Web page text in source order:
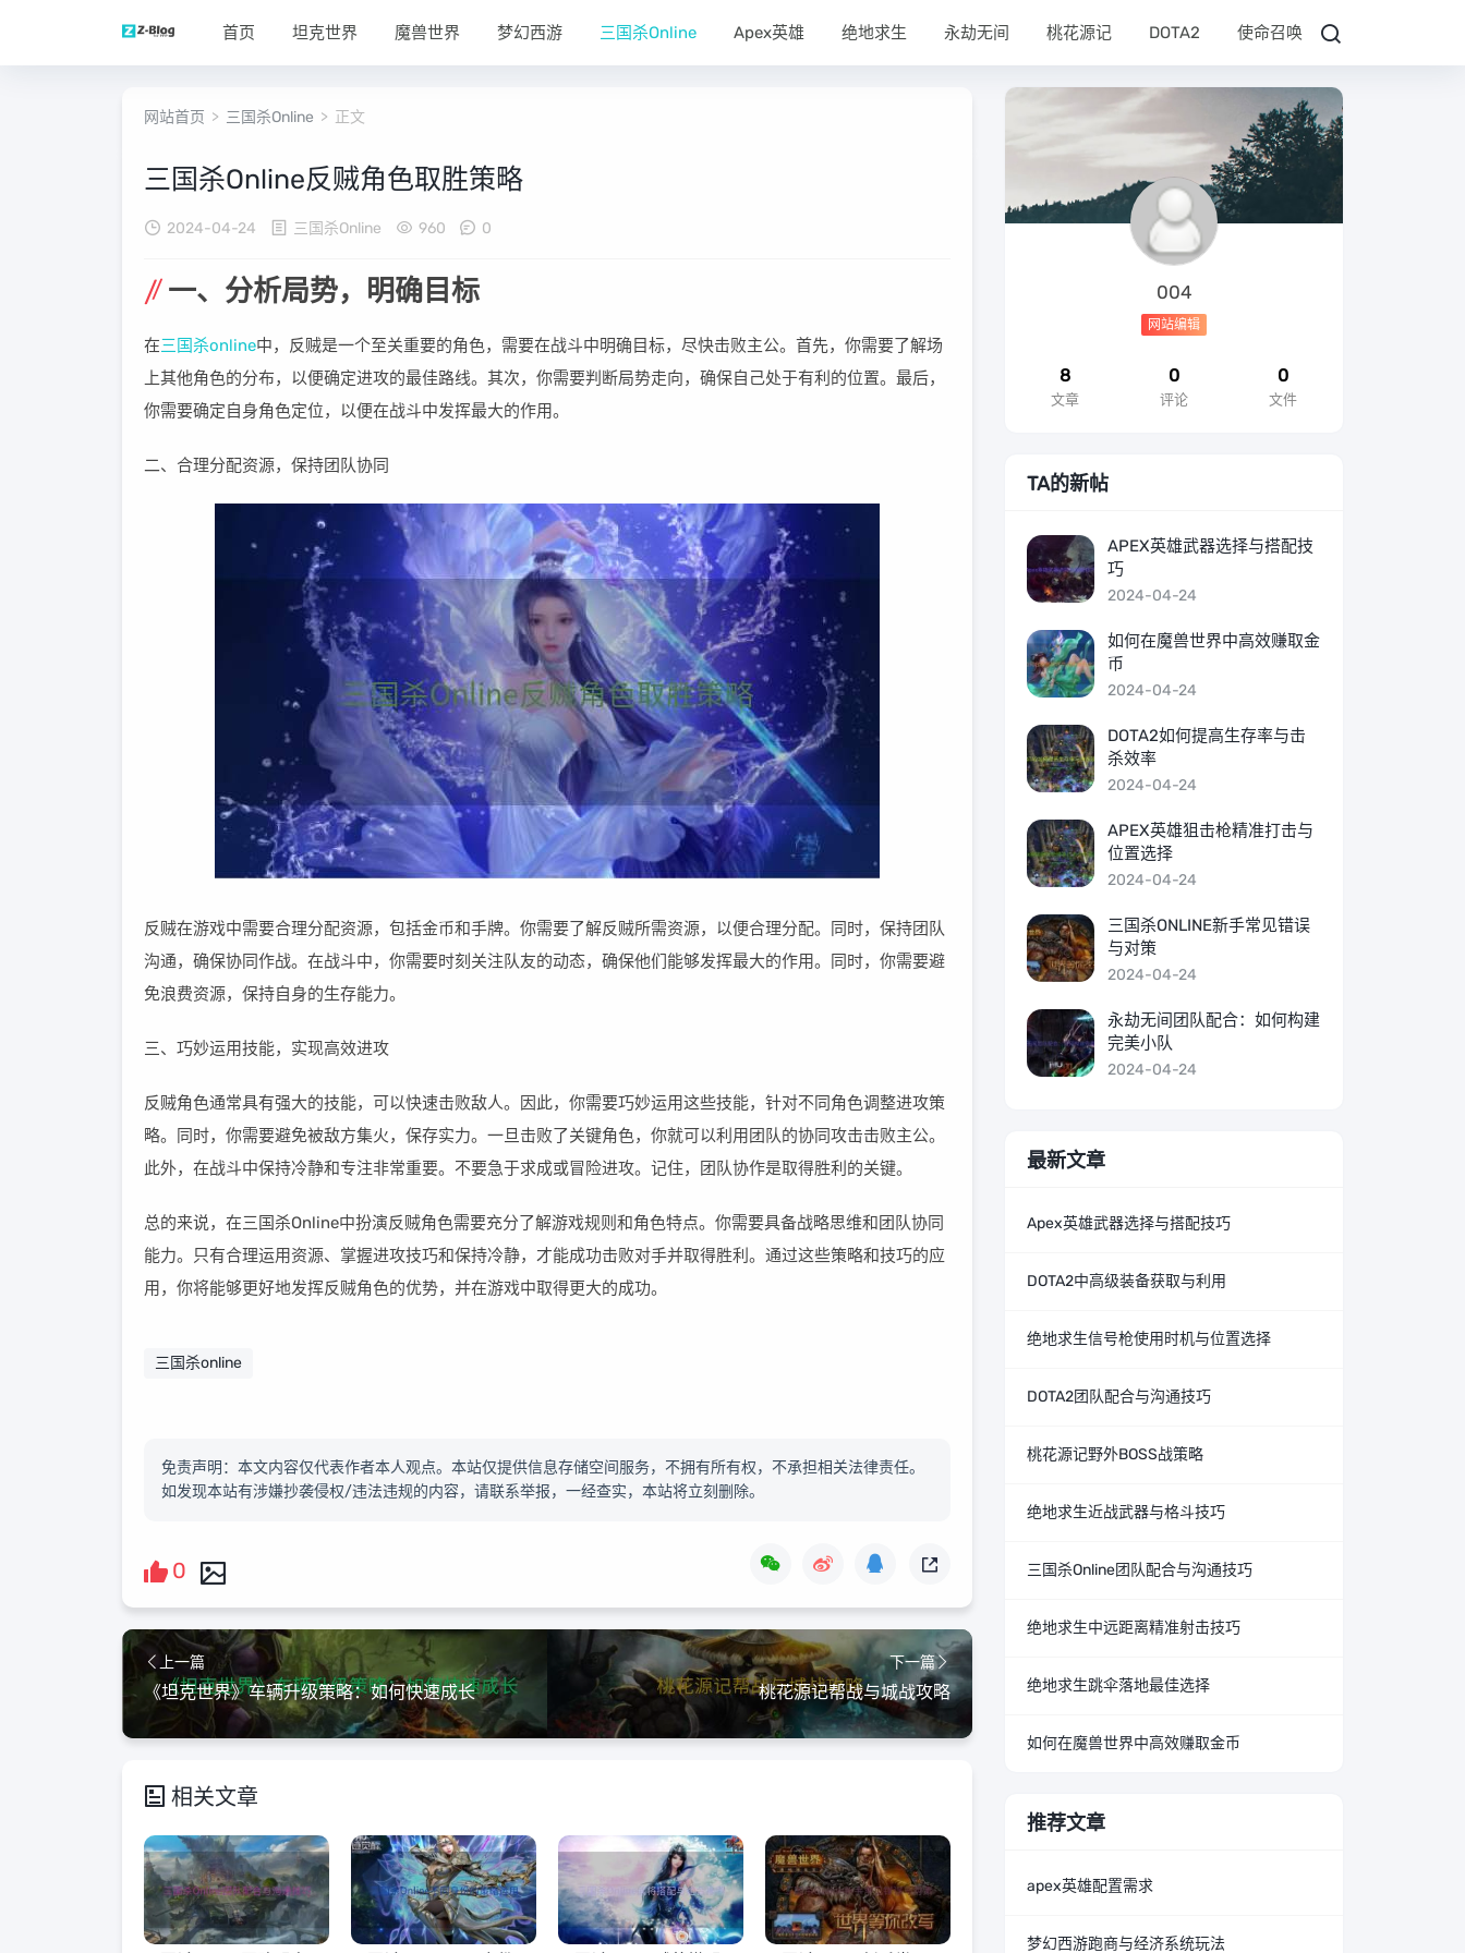
首页 坦克世界 魔兽世界 梦幻西游 三国杀Online Apex英雄 绝地求生 永劫无间 桃花源记 DOTA2 使命召唤
网站首页 > 三国杀Online > 正文
三国杀Online反贼角色取胜策略
2024-04-24 三国杀Online 960 0
一、分析局势，明确目标
在三国杀online中，反贼是一个至关重要的角色，需要在战斗中明确目标，尽快击败主公。首先，你需要了解场
上其他角色的分布，以便确定进攻的最佳路线。其次，你需要判断局势走向，确保自己处于有利的位置。最后，
你需要确定自身角色定位，以便在战斗中发挥最大的作用。
二、合理分配资源，保持团队协同
反贼在游戏中需要合理分配资源，包括金币和手牌。你需要了解反贼所需资源，以便合理分配。同时，保持团队
沟通，确保协同作战。在战斗中，你需要时刻关注队友的动态，确保他们能够发挥最大的作用。同时，你需要避
免浪费资源，保持自身的生存能力。
三、巧妙运用技能，实现高效进攻
反贼角色通常具有强大的技能，可以快速击败敌人。因此，你需要巧妙运用这些技能，针对不同角色调整进攻策
略。同时，你需要避免被敌方集火，保存实力。一旦击败了关键角色，你就可以利用团队的协同攻击击败主公。
此外，在战斗中保持冷静和专注非常重要。不要急于求成或冒险进攻。记住，团队协作是取得胜利的关键。
总的来说，在三国杀Online中扮演反贼角色需要充分了解游戏规则和角色特点。你需要具备战略思维和团队协同
能力。只有合理运用资源、掌握进攻技巧和保持冷静，才能成功击败对手并取得胜利。通过这些策略和技巧的应
用，你将能够更好地发挥反贼角色的优势，并在游戏中取得更大的成功。
三国杀online
免责声明：本文内容仅代表作者本人观点。本站仅提供信息存储空间服务，不拥有所有权，不承担相关法律责任。
如发现本站有涉嫌抄袭侵权/违法违规的内容，请联系举报，一经查实，本站将立刻删除。
0
上一篇
《坦克世界》车辆升级策略：如何快速成长
下一篇
桃花源记帮战与城战攻略
相关文章
004
网站编辑
8
文章
0
评论
0
文件
TA的新帖
APEX英雄武器选择与搭配技
巧
2024-04-24
如何在魔兽世界中高效赚取金
币
2024-04-24
DOTA2如何提高生存率与击
杀效率
2024-04-24
APEX英雄狙击枪精准打击与
位置选择
2024-04-24
三国杀ONLINE新手常见错误
与对策
2024-04-24
永劫无间团队配合：如何构建
完美小队
2024-04-24
最新文章
Apex英雄武器选择与搭配技巧
DOTA2中高级装备获取与利用
绝地求生信号枪使用时机与位置选择
DOTA2团队配合与沟通技巧
桃花源记野外BOSS战策略
绝地求生近战武器与格斗技巧
三国杀Online团队配合与沟通技巧
绝地求生中远距离精准射击技巧
绝地求生跳伞落地最佳选择
如何在魔兽世界中高效赚取金币
推荐文章
apex英雄配置需求
梦幻西游跑商与经济系统玩法